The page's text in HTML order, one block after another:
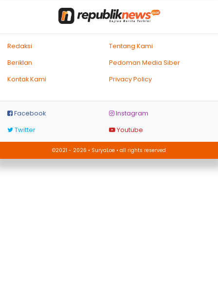
Redaksi
Tentang Kami
Beriklan
Pedoman Media Siber
Kontak Kami
Privacy Policy
Facebook
Instagram
Twitter
Youtube
©2021 - 2026 • SuryaLoe • all rights reserved